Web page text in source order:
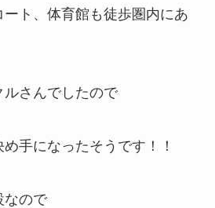
ト、体育館も徒歩圏内にあ
さんでしたので
手になったそうです！！
なので